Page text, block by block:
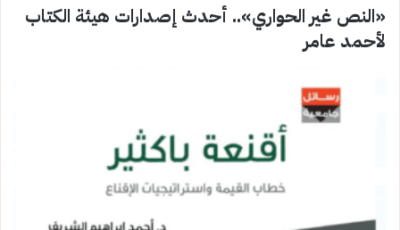
«النص غير الحواري».. أحدث إصدارات هيئة الكتاب
لأحمد عامر